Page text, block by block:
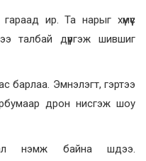
ир. Та нарыг хүмүүс
талбай дүүргэж шившиг
барлаа. Эмнэлэгт, гэртээ
дрон нисгэж шоу
нэмж байна шдээ.